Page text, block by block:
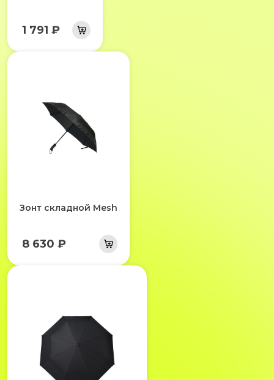
1 791 ₽
Зонт складной Mesh
8 630 ₽